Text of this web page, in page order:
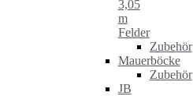
3,05
m
Felder
Zubehör
Mauerböcke
Zubehör
JB